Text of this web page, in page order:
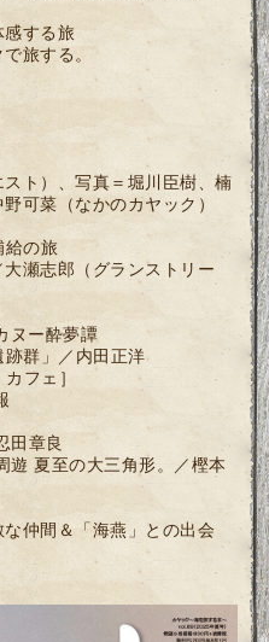
する旅
旅する。
ト）、写真＝堀川臣樹、楠
可菜（なかのカヤック）
の旅
瀬志郎（グランストリー
ヌー酔夢譚
群」／内田正洋
フェ］
章良
夏至の大三角形。／樫本
仲間＆「海燕」との出会